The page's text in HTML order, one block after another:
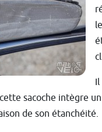
sacoche intègre
de son étanchéité.